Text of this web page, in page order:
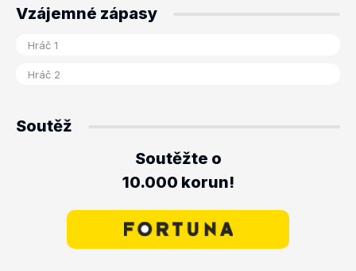
Vzájemné zápasy
Soutěž
Soutěžte o
10.000 korun!